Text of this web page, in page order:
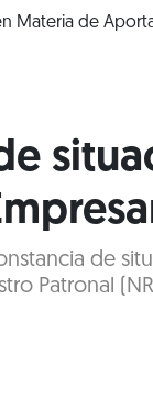
Materia de
de
Patronal